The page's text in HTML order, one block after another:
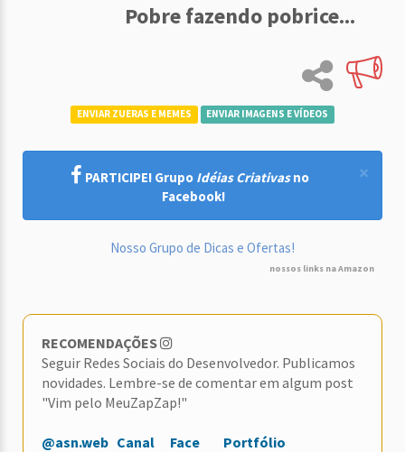
Pobre fazendo pobrice...
ENVIAR ZUERAS E MEMES ENVIAR IMAGENS E VÍDEOS
×
PARTICIPE! Grupo Idéias Criativasno
Facebook!
Nosso Grupo de Dicas e Ofertas!
nossos links na Amazon
RECOMENDAÇÕES
Seguir Redes Sociais do Desenvolvedor. Publicamos
novidades. Lembre-se de comentar em algum post
"Vim pelo MeuZapZap!"
@asn.web Canal Face Portfólio